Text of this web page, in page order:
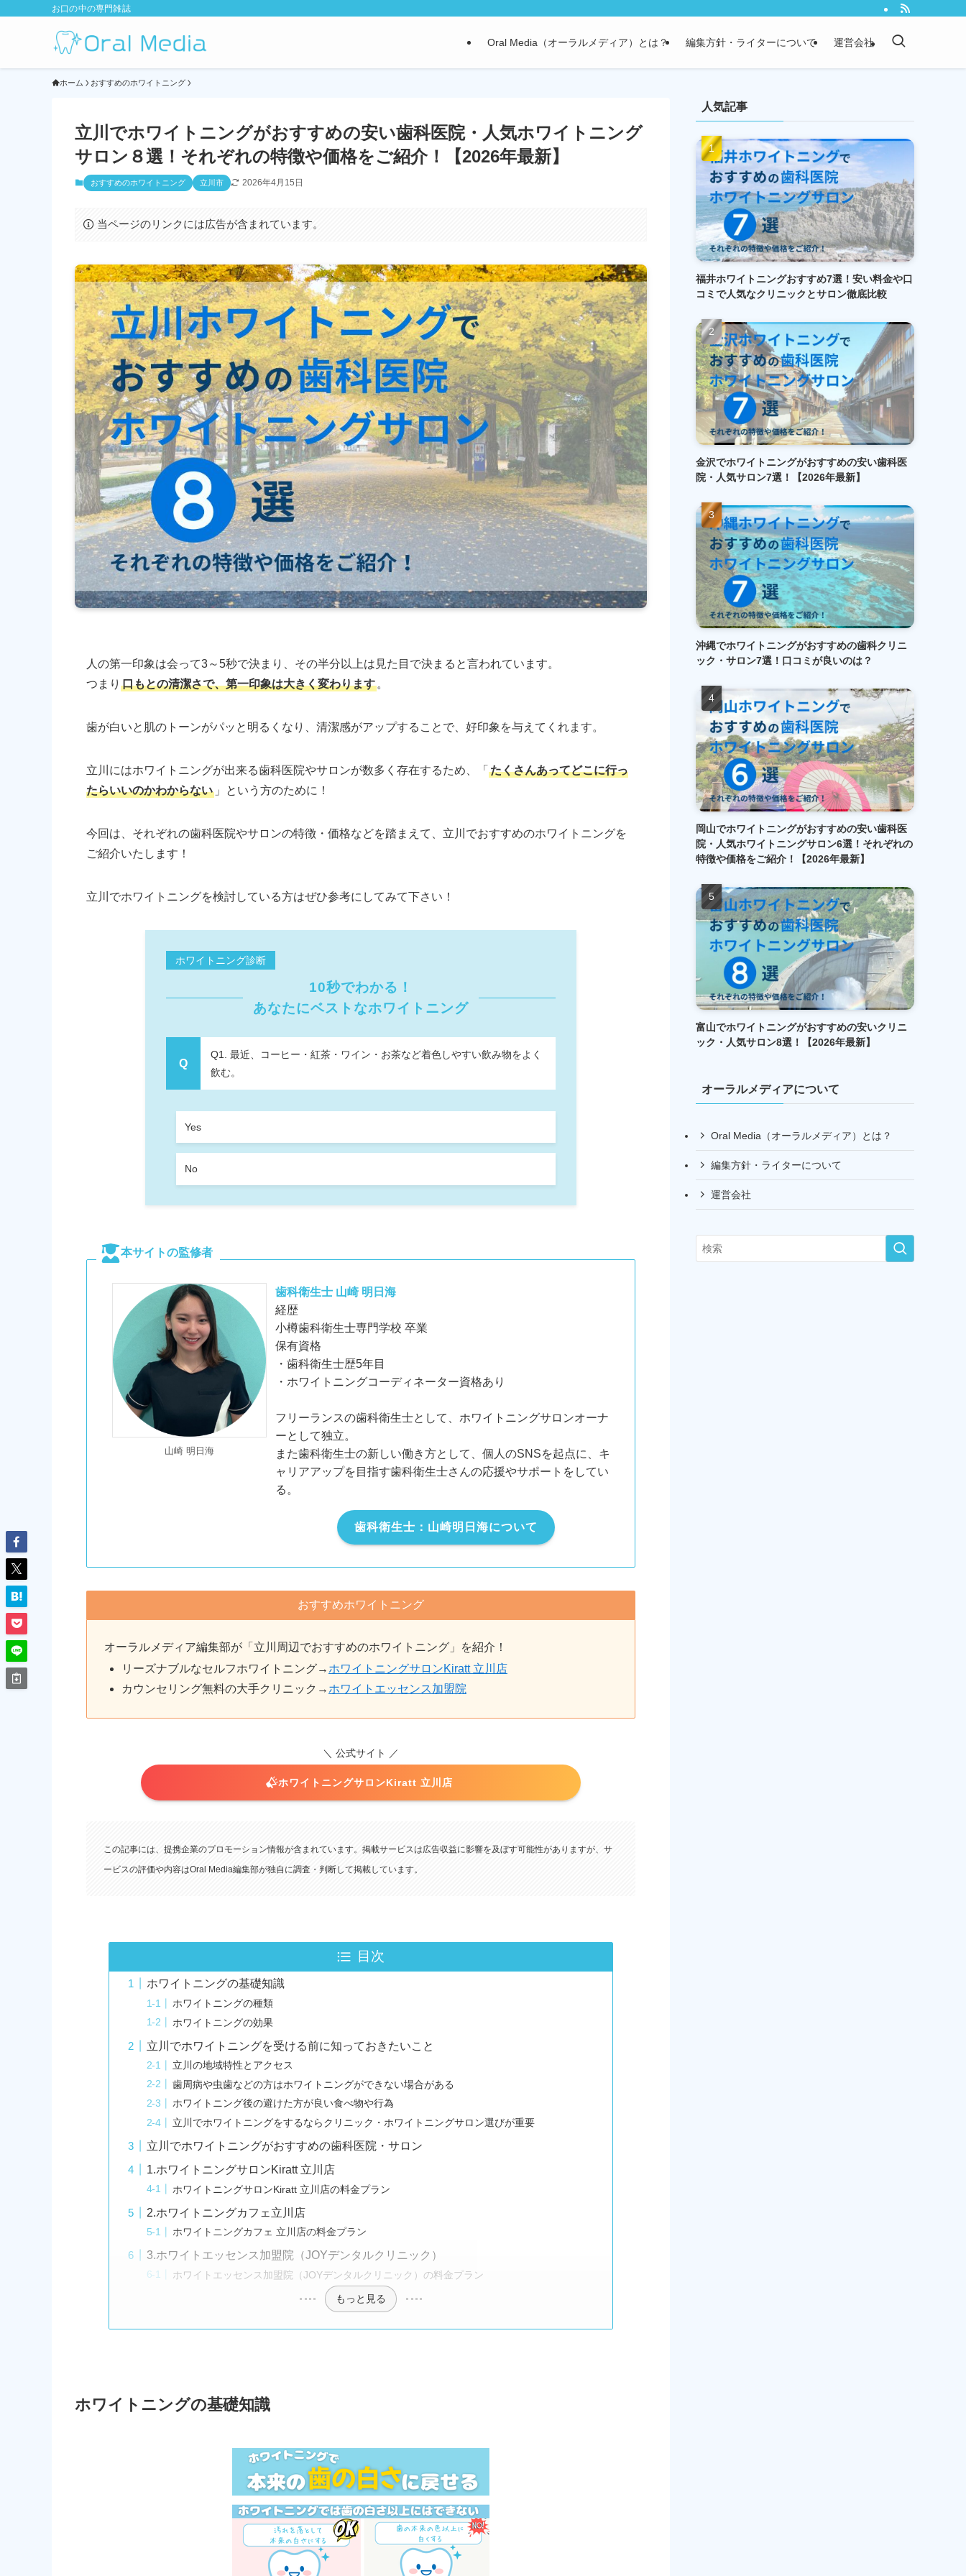
お口の中の専門雑誌
Oral Media（オーラルメディア）とは？ 編集方針・ライターについて 運営会社
ホーム おすすめのホワイトニング
立川でホワイトニングがおすすめの安い歯科医院・人気ホワイトニング
サロン８選！それぞれの特徴や価格をご紹介！【2026年最新】
おすすめのホワイトニング 立川市 2026年4月15日
当ページのリンクには広告が含まれています。
人の第一印象は会って3～5秒で決まり、その半分以上は見た目で決まると言われています。
つまり 口もとの清潔さで、第一印象は大きく変わります 。
歯が白いと肌のトーンがパッと明るくなり、清潔感がアップすることで、好印象を与えてくれます。
立川にはホワイトニングが出来る歯科医院やサロンが数多く存在するため、「 たくさんあってどこに行っ
たらいいのかわからない 」という方のために！
今回は、それぞれの歯科医院やサロンの特徴・価格などを踏まえて、立川でおすすめのホワイトニングを
ご紹介いたします！
立川でホワイトニングを検討している方はぜひ参考にしてみて下さい！
ホワイトニング診断
10秒でわかる！
あなたにベストなホワイトニング
Q1. 最近、コーヒー・紅茶・ワイン・お茶など着色しやすい飲み物をよく
飲む。
Yes
No
本サイトの監修者
山崎 明日海
歯科衛生士 山崎 明日海
経歴
小樽歯科衛生士専門学校 卒業
保有資格
・歯科衛生士歴5年目
・ホワイトニングコーディネーター資格あり
フリーランスの歯科衛生士として、ホワイトニングサロンオーナ
ーとして独立。
また歯科衛生士の新しい働き方として、個人のSNSを起点に、キ
ャリアアップを目指す歯科衛生士さんの応援やサポートをしてい
る。
歯科衛生士：山崎明日海について
おすすめホワイトニング
オーラルメディア編集部が「立川周辺でおすすめのホワイトニング」を紹介！
リーズナブルなセルフホワイトニング→ ホワイトニングサロンKiratt 立川店
カウンセリング無料の大手クリニック→ ホワイトエッセンス加盟院
＼ 公式サイト ／
ホワイトニングサロンKiratt 立川店
この記事には、提携企業のプロモーション情報が含まれています。掲載サービスは広告収益に影響を及ぼす可能性がありますが、サ
ービスの評価や内容はOral Media編集部が独自に調査・判断して掲載しています。
目次
ホワイトニングの基礎知識
ホワイトニングの種類
ホワイトニングの効果
立川でホワイトニングを受ける前に知っておきたいこと
立川の地域特性とアクセス
歯周病や虫歯などの方はホワイトニングができない場合がある
ホワイトニング後の避けた方が良い食べ物や行為
立川でホワイトニングをするならクリニック・ホワイトニングサロン選びが重要
立川でホワイトニングがおすすめの歯科医院・サロン
1.ホワイトニングサロンKiratt 立川店
ホワイトニングサロンKiratt 立川店の料金プラン
2.ホワイトニングカフェ立川店
ホワイトニングカフェ 立川店の料金プラン
3.ホワイトエッセンス加盟院（JOYデンタルクリニック）
ホワイトエッセンス加盟院（JOYデンタルクリニック）の料金プラン
もっと見る
ホワイトニングの基礎知識
人気記事
福井ホワイトニングおすすめ7選！安い料金や口
コミで人気なクリニックとサロン徹底比較
金沢でホワイトニングがおすすめの安い歯科医
院・人気サロン7選！【2026年最新】
沖縄でホワイトニングがおすすめの歯科クリニ
ック・サロン7選！口コミが良いのは？
岡山でホワイトニングがおすすめの安い歯科医
院・人気ホワイトニングサロン6選！それぞれの
特徴や価格をご紹介！【2026年最新】
富山でホワイトニングがおすすめの安いクリニ
ック・人気サロン8選！【2026年最新】
オーラルメディアについて
Oral Media（オーラルメディア）とは？
編集方針・ライターについて
運営会社